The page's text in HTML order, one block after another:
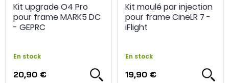
Kit upgrade O4 Pro
pour frame MARK5 DC
- GEPRC
En stock
20,90 €
Kit moulé par injection
pour frame CineLR 7 -
iFlight
En stock
19,90 €